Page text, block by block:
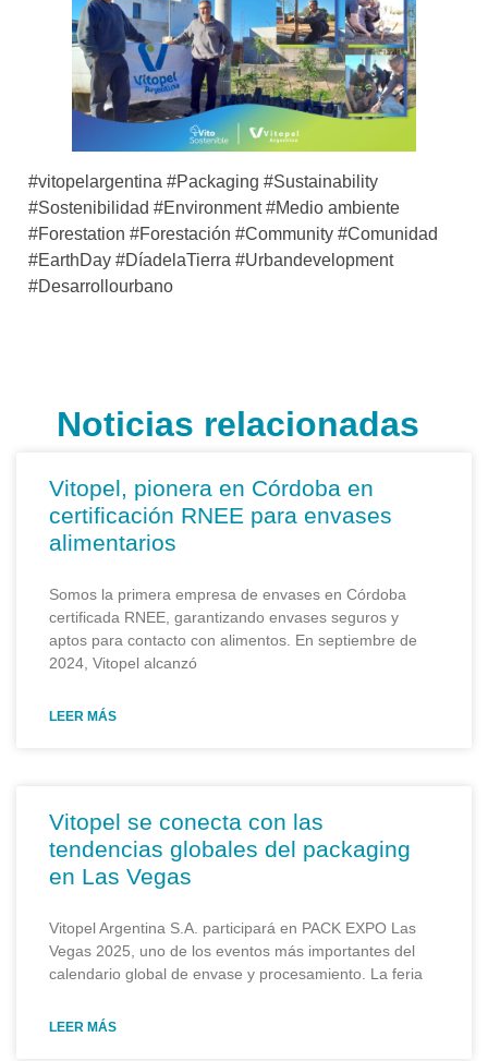
#vitopelargentina #Packaging #Sustainability
#Sostenibilidad #Environment #Medio ambiente
#Forestation #Forestación #Community #Comunidad
#EarthDay #DíadelaTierra #Urbandevelopment
#Desarrollourbano
Noticias relacionadas
Vitopel, pionera en Córdoba en
certificación RNEE para envases
alimentarios
Somos la primera empresa de envases en Córdoba
certificada RNEE, garantizando envases seguros y
aptos para contacto con alimentos. En septiembre de
2024, Vitopel alcanzó
LEER MÁS
Vitopel se conecta con las
tendencias globales del packaging
en Las Vegas
Vitopel Argentina S.A. participará en PACK EXPO Las
Vegas 2025, uno de los eventos más importantes del
calendario global de envase y procesamiento. La feria
LEER MÁS